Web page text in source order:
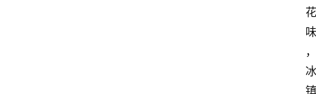
花
味
，
冰
镇